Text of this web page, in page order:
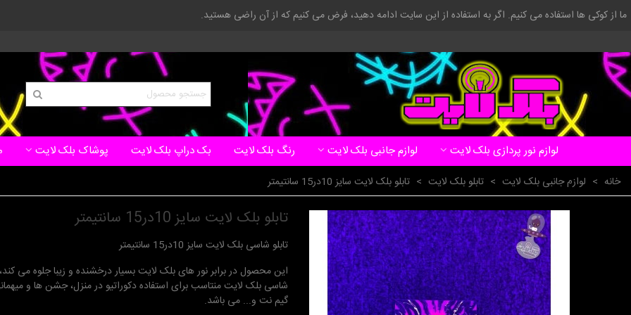
ما از کوکی ها استفاده می کنیم. اگر به استفاده از این سایت ادامه دهید، فرض می کنیم که از آن راضی هستید.
لوازم نور پردازی بلک لایت لوازم جانبی بلک لایت رنگ بلک لایت بک دراپ بلک لایت پوشاک بلک لایت
خانه > لوازم جانبی بلک لایت > تابلو بلک لایت > تابلو بلک لایت سایز 10در15 سانتیمتر
تابلو بلک لایت سایز 10در15 سانتیمتر
تابلو شاسی بلک لایت سایز 10در15 سانتیمتر
این محصول در برابر نور های بلک لایت بسیار درخشنده و زیبا جلوه می کند،
شاسی بلک لایت منتاسب برای استفاده دکوراتیو در منزل، جشن ها و
گیم نت و... می باشد.